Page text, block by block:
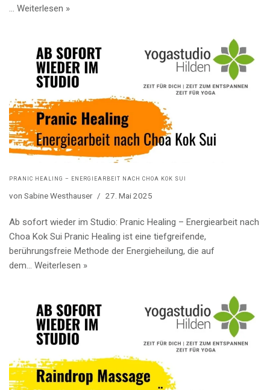
… Weiterlesen »
PRANIC HEALING – ENERGIEARBEIT NACH CHOA KOK SUI
von Sabine Westhauser 27. Mai 2025
Ab sofort wieder im Studio: Pranic Healing – Energiearbeit nach
Choa Kok Sui Pranic Healing ist eine tiefgreifende,
berührungsfreie Methode der Energieheilung, die auf
dem… Weiterlesen »